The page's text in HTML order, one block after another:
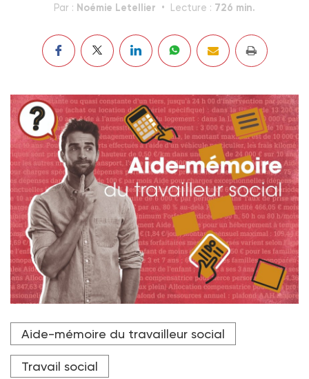
Par : Noémie Letellier Lecture : 726 min.
Aide-mémoire du travailleur social
Travail social